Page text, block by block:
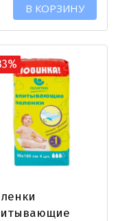
В КОРЗИНУ